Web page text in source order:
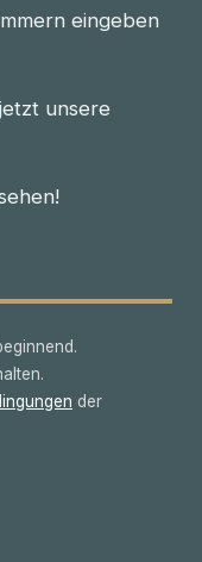
eingeben
unsere
der